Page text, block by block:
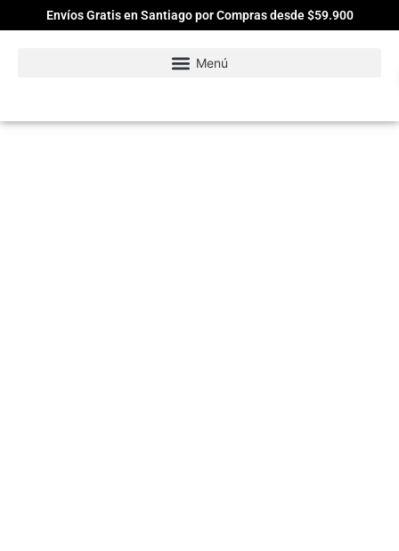
Envíos Gratis en Santiago por Compras desde $59.900